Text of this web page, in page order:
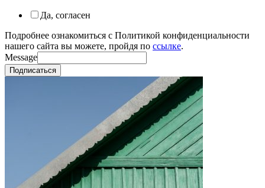
Да, согласен
Подробнее ознакомиться с Политикой конфиденциальности
нашего сайта вы можете, пройдя по ссылке.
Message
Подписаться